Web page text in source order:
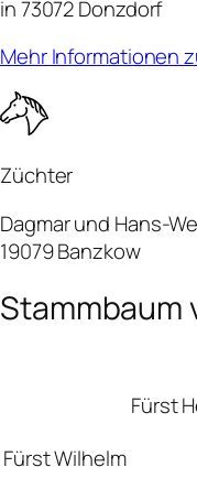
in 73072 Donzdorf
Mehr Informationen
Züchter
Dagmar und Hans-
19079 Banzkow
Stammbaum
Fürst Wilhelm
Fürst